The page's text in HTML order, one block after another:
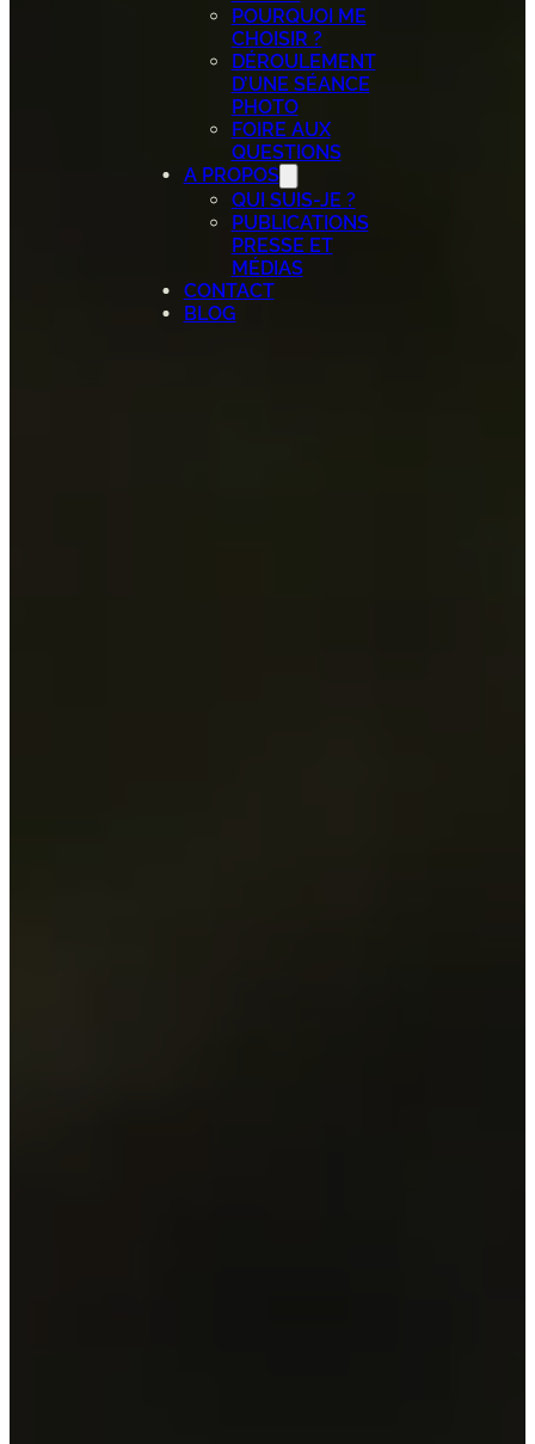
POURQUOI ME
CHOISIR ?
DÉROULEMENT
D’UNE SÉANCE
PHOTO
FOIRE AUX
QUESTIONS
A PROPOS
QUI SUIS-JE ?
PUBLICATIONS
PRESSE ET
MÉDIAS
CONTACT
BLOG